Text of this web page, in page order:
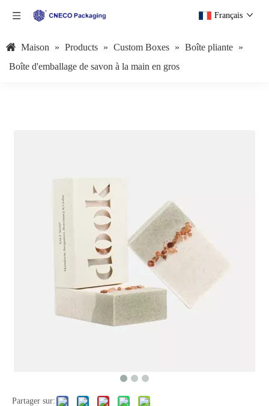
Français
Maison » Products » Custom Boxes » Boîte pliante »
Boîte d'emballage de savon à la main en gros
Partager sur: